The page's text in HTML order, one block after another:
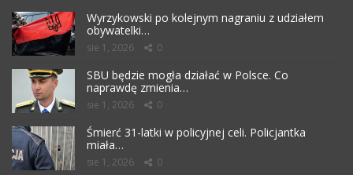
Wyrzykowski po kolejnym nagraniu z udziałem
obywatelki…
sie 1, 2026 0
SBU będzie mogła działać w Polsce. Co
naprawdę zmienia…
sie 1, 2026 0
Śmierć 31-latki w policyjnej celi. Policjantka
miała…
sie 1, 2026 0